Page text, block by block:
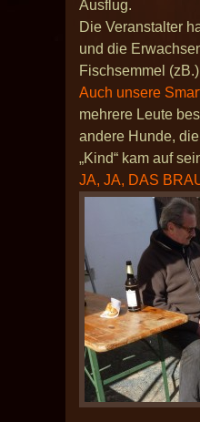
Ausflug.
Die Veranstalter
und die
Fischsemmel
Auch unsere
mehrere Leute
andere Hunde,
„Kind“ kam auf
JA, JA, DAS